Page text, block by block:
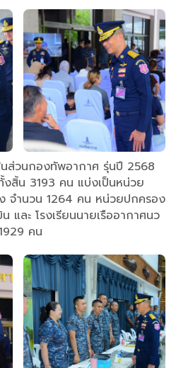
นส่วนกองทัพอากาศ รุ่นปี 2568
สิ้น 3193 คน แบ่งเป็นหน่วย
จำนวน 1264 คน หน่วยปกครอง
และ โรงเรียนนายเรืออากาศนว
คน